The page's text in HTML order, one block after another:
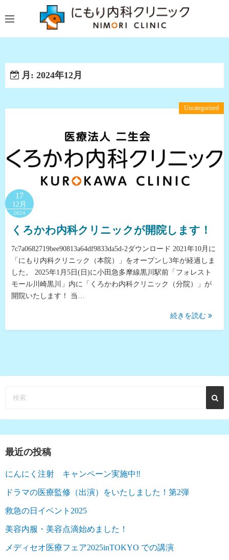
ン
月: 2024年12月
Uncategorized
17
12月
2024
くろかわ内科クリニックが開院します！
7c7a0682719bee90813a64df9833da5d-2ダウンロード 2021年10月に
「にもり内科クリニック（本院）」をオープンし3年が経過しま
した。 2025年1月5日(日)に小田急多摩線黒川駅前「フォレスト
モール川崎黒川」内に「くろかわ内科クリニック（分院）」が
開院いたします！ 当…
続きを読む
最近の投稿
にんにく注射 キャンペーン実施中‼︎
ドラマの医療監修（出演）をいたしました！第2弾
救急の日イベント2025
美容内服・美容点滴始めました！
メディセオ医療フェア2025inTOKYO での講演